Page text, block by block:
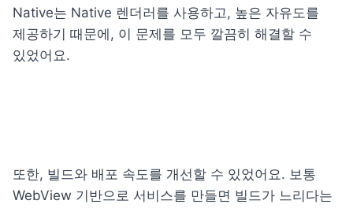
Native는 Native 렌더러를 사용하고, 높은 자유도를
제공하기 때문에, 이 문제를 모두 깔끔히 해결할 수
있었어요.
또한, 빌드와 배포 속도를 개선할 수 있었어요. 보통
WebView 기반으로 서비스를 만들면 빌드가 느리다는